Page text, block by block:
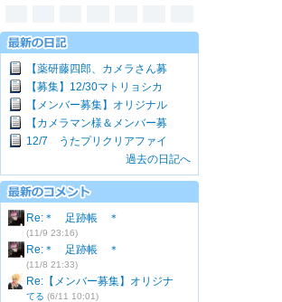
【薬研藤四郎、カメラさん募
【募集】12/30マトリョシカ
【メンバー募集】オリジナル
【カメラマン様＆メンバー募
12/7 うたプリクリアファイ
過去の日記へ
Re:＊ 足跡帳 ＊
(11/9 23:16)
Re:＊ 足跡帳 ＊
(11/8 21:33)
Re:【メンバー募集】オリジナ
てる (6/11 10:01)